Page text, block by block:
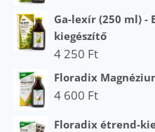
Ga-lexír (250 ml) -
kiegészítő
4 250 Ft
Floradix
4 600 Ft
Floradix étrend-